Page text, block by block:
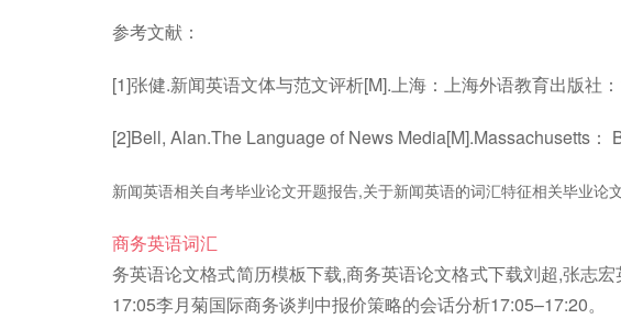
参考文献：
[1]张健.新闻英语文体与范文评析[M].上海：上海外语教育出版社
[2]Bell, Alan.The Language of News Media[M].Massachusetts：
新闻英语相关自考毕业论文开题报告,关于新闻英语的词汇特征相关毕业论
商务英语词汇
务英语论文格式简历模板下载,商务英语论文格式下载刘超,张志
17:05李月菊国际商务谈判中报价策略的会话分析17:05–17:20。